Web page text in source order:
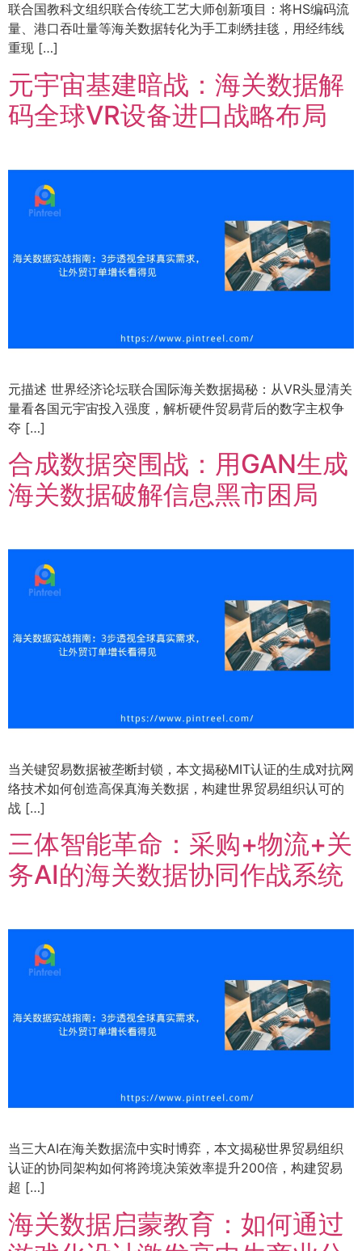
联合国教科文组织联合传统工艺大师创新项目：将HS编码流
量、港口吞吐量等海关数据转化为手工刺绣挂毯，用经纬线
重现 […]
元宇宙基建暗战：海关数据解
码全球VR设备进口战略布局
元描述 世界经济论坛联合国际海关数据揭秘：从VR头显清关
量看各国元宇宙投入强度，解析硬件贸易背后的数字主权争
夺 […]
合成数据突围战：用GAN生成
海关数据破解信息黑市困局
当关键贸易数据被垄断封锁，本文揭秘MIT认证的生成对抗网
络技术如何创造高保真海关数据，构建世界贸易组织认可的
战 […]
三体智能革命：采购+物流+关
务AI的海关数据协同作战系统
当三大AI在海关数据流中实时博弈，本文揭秘世界贸易组织
认证的协同架构如何将跨境决策效率提升200倍，构建贸易
超 […]
海关数据启蒙教育：如何通过